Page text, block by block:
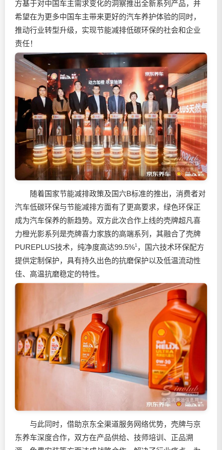
方基于对中国车主需求变化的洞察推出全新系列产品，并
希望在为更多中国车主带来更好的汽车养护体验的同时，
推动行业转型升级，实现节能减排低碳环保的社会和企业
责任！
随着国家节能减排政策及国六B标准的推出，消费者对
汽车低碳环保与节能减排方面有了更高要求，绿色环保正
成为汽车保养的新趋势。双方此次合作上线的壳牌超凡喜
力橙光影系列是壳牌喜力家族的高端系列，其融合了壳牌
PUREPLUS技术，纯净度高达99.5%1 ，国六技术环保配方
提供定制保护，具有持久出色的抗磨保护以及低温流动性
佳、高温抗磨稳定的特性。
与此同时，借助京东全渠道服务网络优势，壳牌与京
东养车深度合作，双方在产品供给、技师培训、正品溯